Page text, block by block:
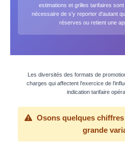
estimations et grilles tarifaires
nécessaire de s'y reporter d'autant
réserves ou retient une
Les diversités des formats de
charges qui affectent l'exercice de
indication tarifaire
Osons quelques
grande